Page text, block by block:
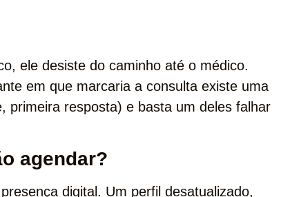
ele desiste do caminho até o médico.
em que marcaria a consulta existe uma
primeira resposta) e basta um deles falhar
agendar?
digital. Um perfil desatualizado,